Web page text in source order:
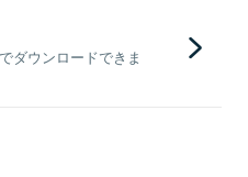
ダウンロードできま